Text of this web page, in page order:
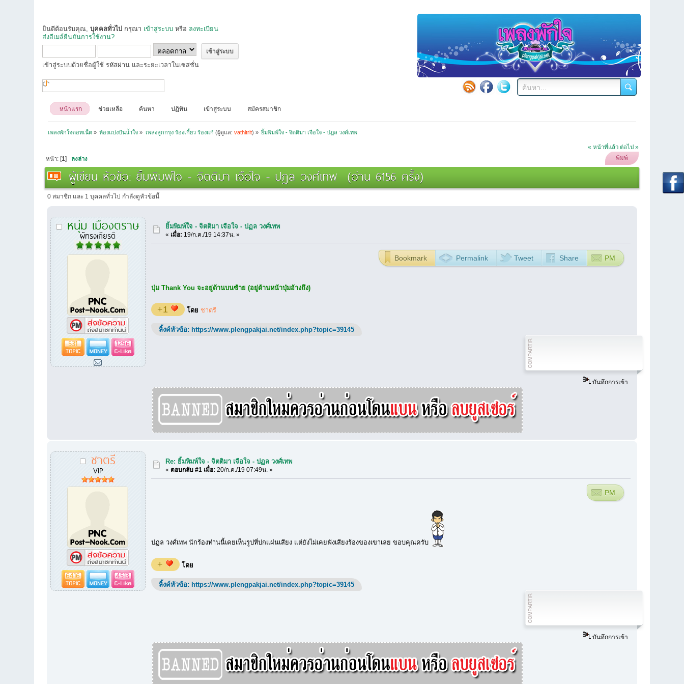
ยินดีต้อนรับคุณ,บุคคลทั่วไป กรุณา เข้าสู่ระบบ หรือ ลงทะเบียน
ส่งอีเมล์ยืนยันการใช้งาน?
เข้าสู่ระบบด้วยชื่อผู้ใช้ รหัสผ่าน และระยะเวลาในเซสชั่น
หน้าแรก ช่วยเหลือ ค้นหา ปฏิทิน เข้าสู่ระบบ สมัครสมาชิก
เพลงพักใจดอทเน็ต» ห้องแบ่งปันน้ำใจ » เพลงลูกกรุง ร้องเกี้ยว ร้องแก้(ผู้ดูแล: vathitrit) » ยิ้มพิมพ์ใจ - จิตติมา เจือใจ - ปฏล วงศ์เทพ
« หน้าที่แล้ว ต่อไป »
พิมพ์
หน้า: [1] ลงล่าง
ผู้เขียน หัวข้อ: ยิ้มพิมพ์ใจ - จิตติมา เจือใจ - ปฏล วงศ์เทพ (อ่าน 6156 ครั้ง)
0 สมาชิก และ 1 บุคคลทั่วไป กำลังดูหัวข้อนี้
หนุ่ม เมืองตราษ
ผู้ทรงเกียรติ
531 1296
ยิ้มพิมพ์ใจ - จิตติมา เจือใจ - ปฏล วงศ์เทพ
« เมื่อ: 19/ก.ค./19 14:37น. »
Bookmark Permalink Tweet Share PM
ปุ่ม Thank You จะอยู่ด้านบนซ้าย (อยู่ด้านหน้าปุ่มอ้างถึง)
+1 โดย ชาตรี
ลิ้งค์หัวข้อ: https://www.plengpakjai.net/index.php?topic=39145
บันทึกการเข้า
ชาตรี
VIP
6416 4513
Re: ยิ้มพิมพ์ใจ - จิตติมา เจือใจ - ปฏล วงศ์เทพ
«ตอบกลับ #1 เมื่อ: 20/ก.ค./19 07:49น. »
PM
ปฏล วงศ์เทพ นักร้องท่านนี้เคยเห็นรูปที่ปกแผ่นเสียง แต่ยังไม่เคยฟังเสียงร้องของเขาเลย ขอบคุณครับ
+ โดย
ลิ้งค์หัวข้อ: https://www.plengpakjai.net/index.php?topic=39145
บันทึกการเข้า